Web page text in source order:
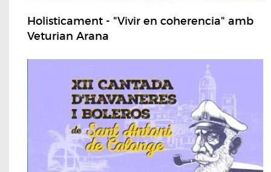
Holisticament - "Vivir en coherencia" amb
Veturian Arana